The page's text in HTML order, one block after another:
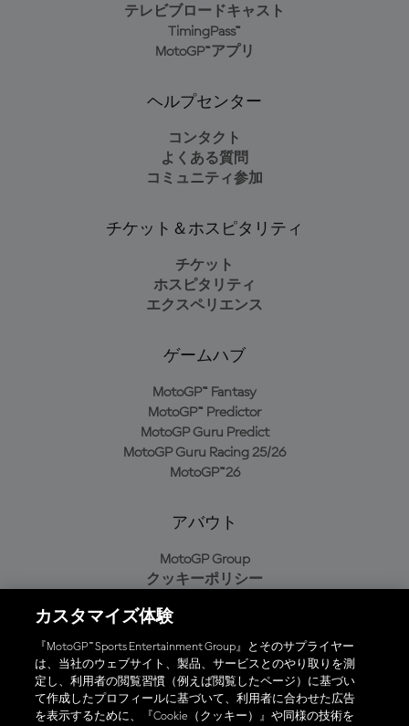
テレビブロードキャスト
TimingPass™
MotoGP™アプリ
ヘルプセンター
コンタクト
よくある質問
コミュニティ参加
チケット＆ホスピタリティ
チケット
ホスピタリティ
エクスペリエンス
ゲームハブ
MotoGP™ Fantasy
MotoGP™ Predictor
MotoGP Guru Predict
MotoGP Guru Racing 25/26
MotoGP™26
アバウト
MotoGP Group
クッキーポリシー
プライバシーポリシー
購入ポリシー
オフィシャルアプリ
カスタマイズ体験
『MotoGP™ Sports Entertainment Group』とそのサプライヤー
は、当社のウェブサイト、製品、サービスとのやり取りを測
定し、利用者の閲覧習慣（例えば閲覧したページ）に基づい
て作成したプロフィールに基づいて、利用者に合わせた広告
を表示するために、『Cookie（クッキー）』や同様の技術を